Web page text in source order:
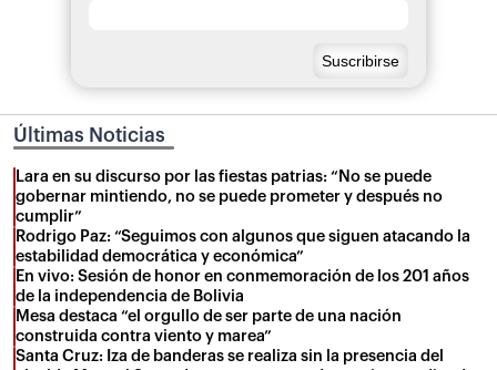
Últimas Noticias
Lara en su discurso por las fiestas patrias: “No se puede
gobernar mintiendo, no se puede prometer y después no
cumplir”
Rodrigo Paz: “Seguimos con algunos que siguen atacando la
estabilidad democrática y económica”
En vivo: Sesión de honor en conmemoración de los 201 años
de la independencia de Bolivia
Mesa destaca “el orgullo de ser parte de una nación
construida contra viento y marea”
Santa Cruz: Iza de banderas se realiza sin la presencia del